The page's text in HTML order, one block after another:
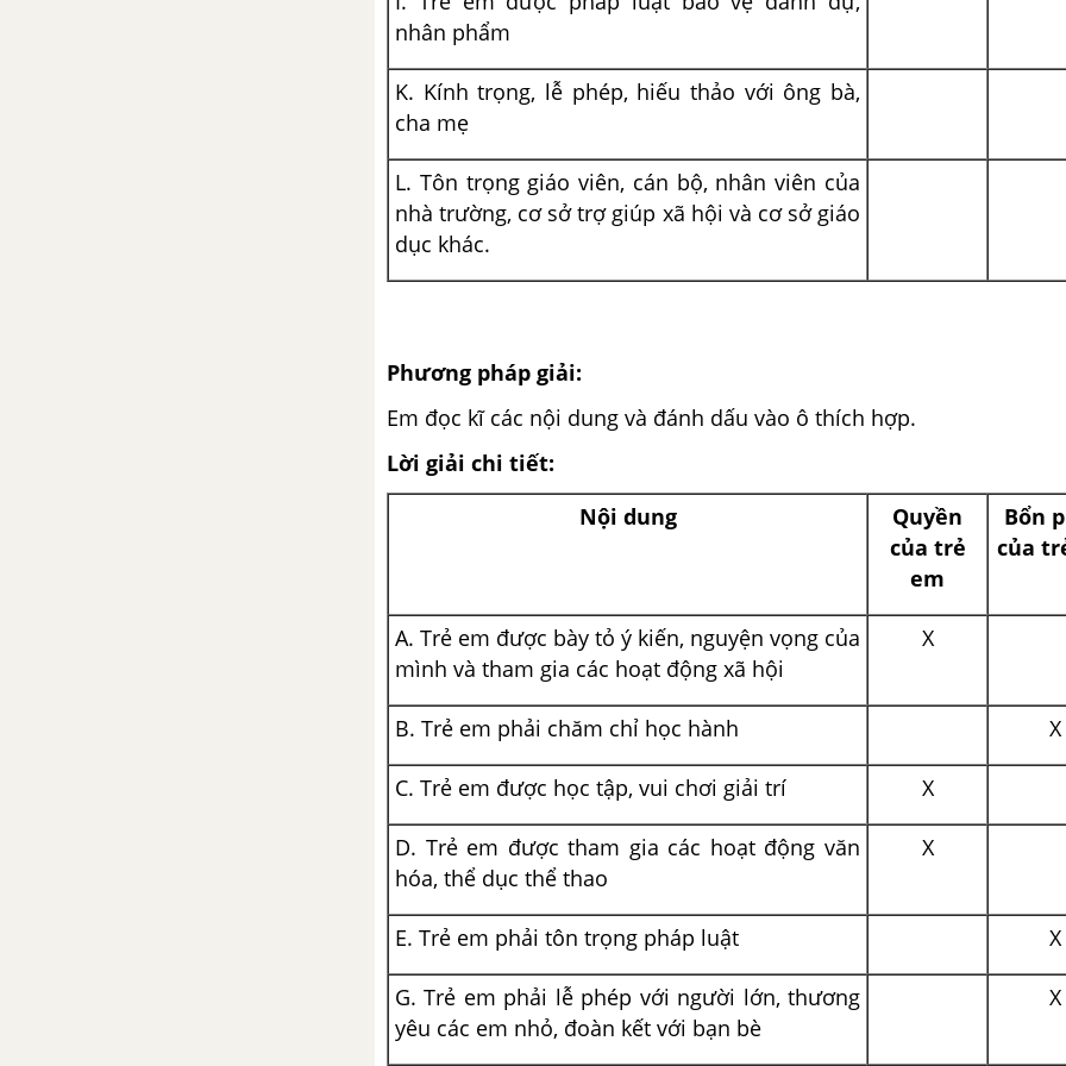
nhân phẩm
K. Kính trọng, lễ phép, hiếu thảo với ông bà,
cha mẹ
L. Tôn trọng giáo viên, cán bộ, nhân viên của
nhà trường, cơ sở trợ giúp xã hội và cơ sở giáo
dục khác.
Phương pháp giải:
Em đọc kĩ các nội dung và đánh dấu vào ô thích hợp.
Lời giải chi tiết:
Nội dung
Quyền
của trẻ
em
Bổn
của
A. Trẻ em được bày tỏ ý kiến, nguyện vọng của
mình và tham gia các hoạt động xã hội
X
B. Trẻ em phải chăm chỉ học hành X
C. Trẻ em được học tập, vui chơi giải trí X
D. Trẻ em được tham gia các hoạt động văn
hóa, thể dục thể thao
X
E. Trẻ em phải tôn trọng pháp luật X
G. Trẻ em phải lễ phép với người lớn, thương
yêu các em nhỏ, đoàn kết với bạn bè
X